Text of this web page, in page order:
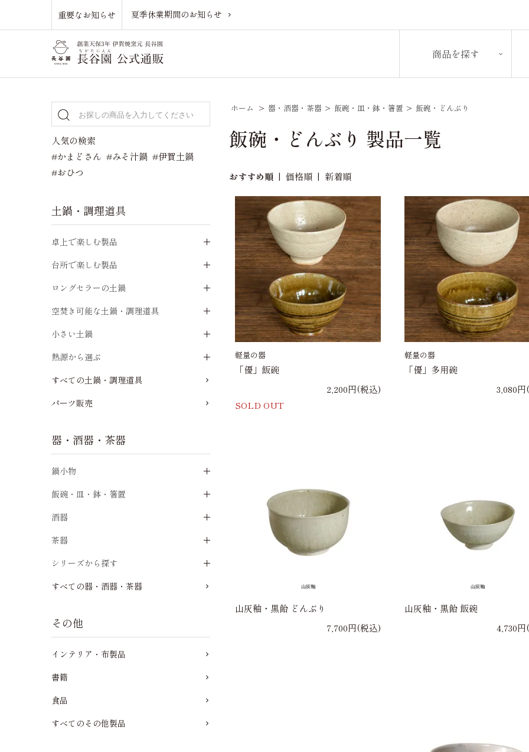
重要なお知らせ 夏季休業期間のお知らせ
商品を探す
ホーム > 器・酒器・茶器 > 飯碗・皿・鉢・箸置 > 飯碗・どんぶり
飯碗・どんぶり 製品一覧
おすすめ順 |価格順 | 新着順
軽量の器
「優」飯碗
2,200円(税込)
SOLD OUT
軽量の器
「優」多用碗
3,080
山灰釉・黒飴 どんぶり
7,700円(税込)
山灰釉・黒飴 飯碗
4,730
人気の検索
#かまどさん #みそ汁鍋 #伊賀土鍋
#おひつ
土鍋・調理道具
卓上で楽しむ製品
台所で楽しむ製品
ロングセラーの土鍋
空焚き可能な土鍋・調理道具
小さい土鍋
熱源から選ぶ
すべての土鍋・調理道具
パーツ販売
器・酒器・茶器
鍋小物
飯碗・皿・鉢・箸置
酒器
茶器
シリーズから探す
すべての器・酒器・茶器
その他
インテリア・布製品
書籍
食品
すべてのその他製品